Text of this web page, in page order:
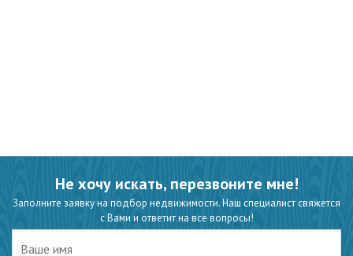
Не хочу искать, перезвоните мне!
Заполните заявку на подбор недвижимости. Наш специалист свяжется
с Вами и ответит на все вопросы!